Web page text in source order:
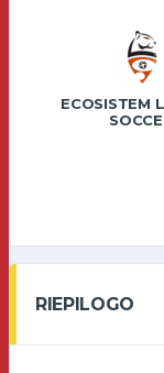
ECOSISTEM
RIEPILOGO